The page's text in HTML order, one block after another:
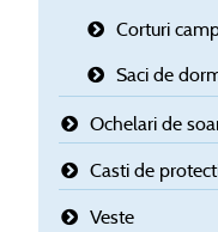
Corturi
Saci de
Ochelari de
Casti de
Veste